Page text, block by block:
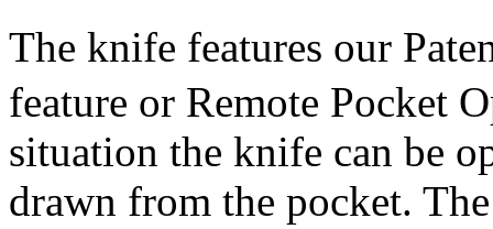
The knife features our
feature or Remote Pocket
situation the knife can be
drawn from the pocket.